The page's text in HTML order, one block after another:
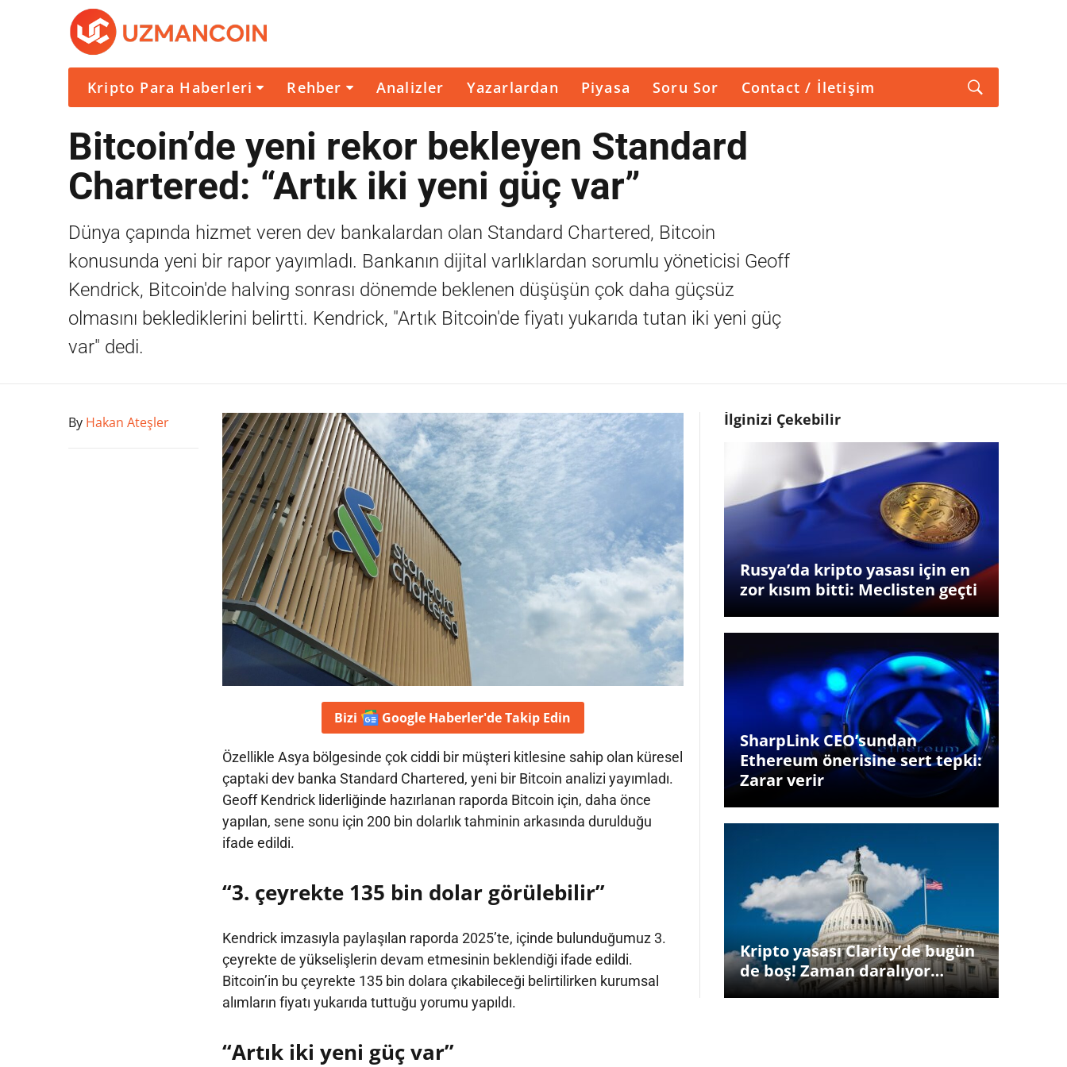
Kripto Para Haberleri Rehber Analizler Yazarlardan Piyasa Soru Sor Contact / İletişim
Bitcoin’de yeni rekor bekleyen Standard
Chartered: “Artık iki yeni güç var”
Dünya çapında hizmet veren dev bankalardan olan Standard Chartered, Bitcoin
konusunda yeni bir rapor yayımladı. Bankanın dijital varlıklardan sorumlu yöneticisi Geoff
Kendrick, Bitcoin'de halving sonrası dönemde beklenen düşüşün çok daha güçsüz
olmasını beklediklerini belirtti. Kendrick, "Artık Bitcoin'de fiyatı yukarıda tutan iki yeni güç
var" dedi.
By Hakan Ateşler
Bizi Google Haberler'deTakip Edin
Özellikle Asya bölgesinde çok ciddi bir müşteri kitlesine sahip olan küresel
çaptaki dev banka Standard Chartered, yeni bir Bitcoin analizi yayımladı.
Geoff Kendrick liderliğinde hazırlanan raporda Bitcoin için, daha önce
yapılan, sene sonu için 200 bin dolarlık tahminin arkasında durulduğu
ifade edildi.
“3. çeyrekte 135 bin dolar görülebilir”
Kendrick imzasıyla paylaşılan raporda 2025’te, içinde bulunduğumuz 3.
çeyrekte de yükselişlerin devam etmesinin beklendiği ifade edildi.
Bitcoin’in bu çeyrekte 135 bin dolara çıkabileceği belirtilirken kurumsal
alımların fiyatı yukarıda tuttuğu yorumu yapıldı.
“Artık iki yeni güç var”
İlginizi Çekebilir
Rusya’da kripto yasası için en
zor kısım bitti: Meclisten geçti
SharpLink CEO’sundan
Ethereum önerisine sert tepki:
Zarar verir
Kripto yasası Clarity’de bugün
de boş! Zaman daralıyor…